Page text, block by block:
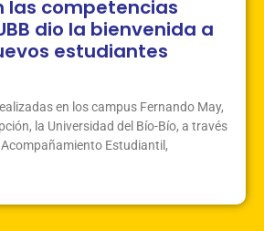
las competencias
dio la bienvenida a
estudiantes
en los campus Fernando May,
la Universidad del Bío-Bío, a través
Estudiantil,